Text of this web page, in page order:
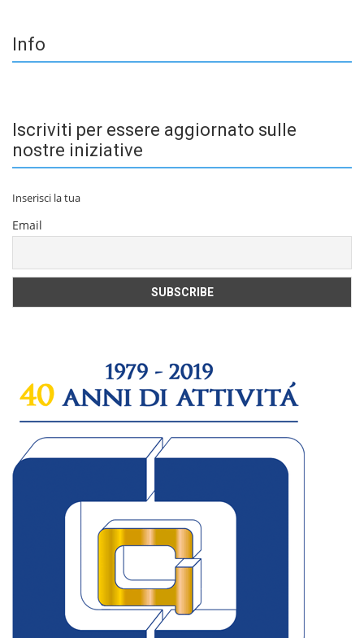
Info
Iscriviti per essere aggiornato sulle
nostre iniziative
Inserisci la tua
Email